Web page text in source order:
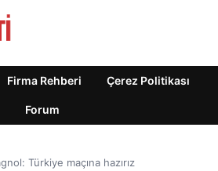
Firma Rehberi Çerez Politikası
Forum
Türkiye maçına hazırız